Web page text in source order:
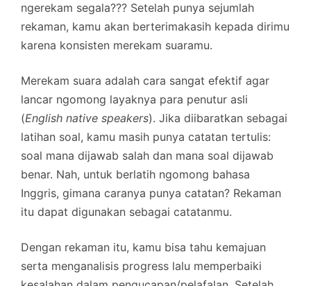
ngerekam segala??? Setelah punya sejumlah
rekaman, kamu akan berterimakasih kepada dirimu
karena konsisten merekam suaramu.
Merekam suara adalah cara sangat efektif agar
lancar ngomong layaknya para penutur asli
(English native speakers). Jika diibaratkan sebagai
latihan soal, kamu masih punya catatan tertulis:
soal mana dijawab salah dan mana soal dijawab
benar. Nah, untuk berlatih ngomong bahasa
Inggris, gimana caranya punya catatan? Rekaman
itu dapat digunakan sebagai catatanmu.
Dengan rekaman itu, kamu bisa tahu kemajuan
serta menganalisis progress lalu memperbaiki